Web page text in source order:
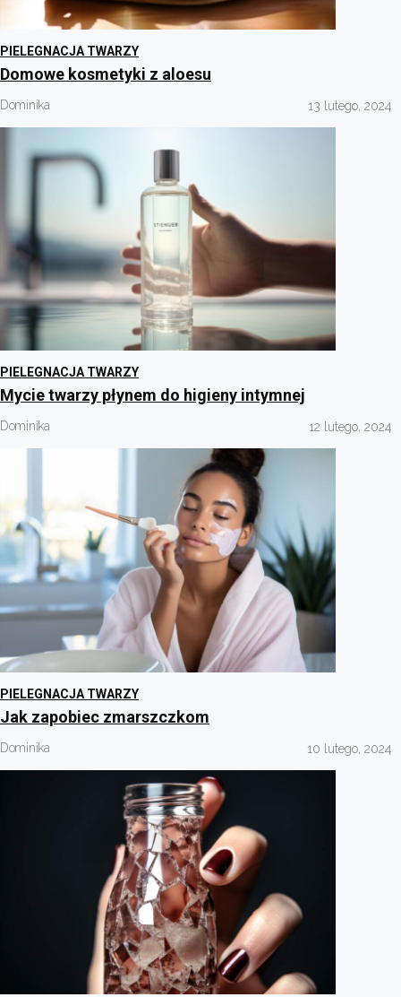
PIELEGNACJA TWARZY
Domowe kosmetyki z aloesu
Dominika 13 lutego, 2024
PIELEGNACJA TWARZY
Mycie twarzy płynem do higieny intymnej
Dominika 12 lutego, 2024
PIELEGNACJA TWARZY
Jak zapobiec zmarszczkom
Dominika 10 lutego, 2024